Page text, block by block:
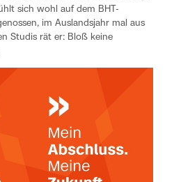
sich wohl auf dem BHT-
im Auslandsjahr mal aus
Studis rät er: Bloß keine